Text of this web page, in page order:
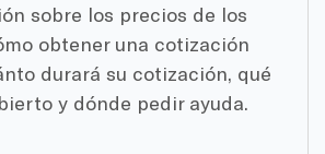
sobre los precios de los
obtener una cotización
durará su cotización, qué
y dónde pedir ayuda.